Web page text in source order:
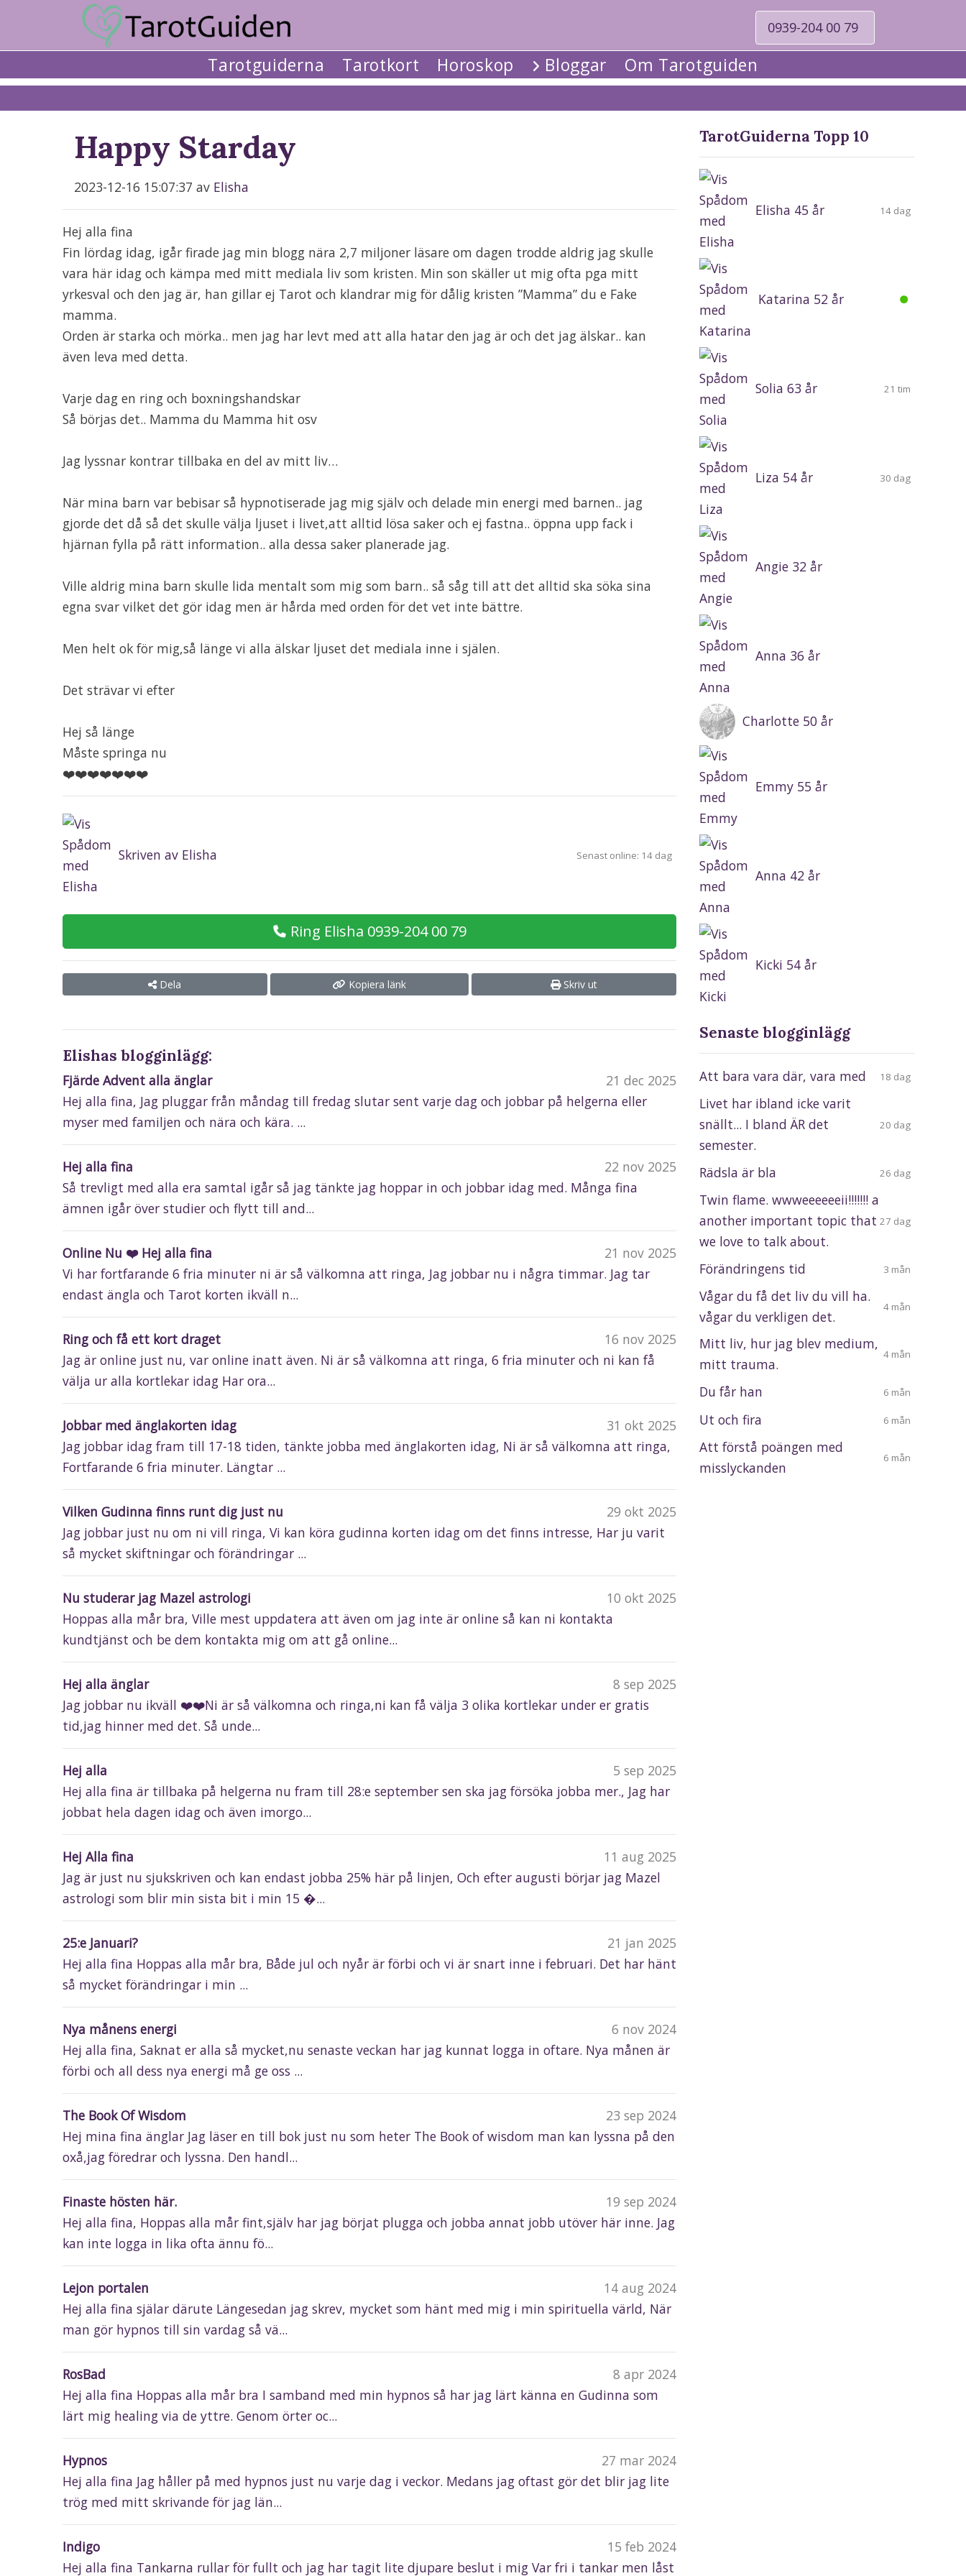
0939-204 00 79
Tarotguiderna Tarotkort Horoskop Bloggar Om Tarotguiden
TarotGuiderna Topp 10
Elisha 45 år 14 dag
Katarina 52 år
Solia 63 år 21 tim
Liza 54 år 30 dag
Angie 32 år
Anna 36 år
Charlotte 50 år
Emmy 55 år
Anna 42 år
Kicki 54 år
Senaste blogginlägg
Att bara vara där, vara med 18 dag
Livet har ibland icke varit
snällt... I bland ÄR det
semester.
20 dag
Rädsla är bla 26 dag
Twin flame. wwweeeeeeii!!!!!!! a
another important topic that
we love to talk about.
27 dag
Förändringens tid 3 mån
Vågar du få det liv du vill ha.
vågar du verkligen det.
4 mån
Mitt liv, hur jag blev medium,
mitt trauma.
4 mån
Du får han 6 mån
Ut och fira 6 mån
Att förstå poängen med
misslyckanden
6 mån
Happy Starday
2023-12-16 15:07:37 av Elisha
Hej alla fina
Fin lördag idag, igår firade jag min blogg nära 2,7 miljoner läsare om dagen trodde aldrig jag skulle
vara här idag och kämpa med mitt mediala liv som kristen. Min son skäller ut mig ofta pga mitt
yrkesval och den jag är, han gillar ej Tarot och klandrar mig för dålig kristen ”Mamma” du e Fake
mamma.
Orden är starka och mörka.. men jag har levt med att alla hatar den jag är och det jag älskar.. kan
även leva med detta.
Varje dag en ring och boxningshandskar
Så börjas det.. Mamma du Mamma hit osv
Jag lyssnar kontrar tillbaka en del av mitt liv…
När mina barn var bebisar så hypnotiserade jag mig själv och delade min energi med barnen.. jag
gjorde det då så det skulle välja ljuset i livet,att alltid lösa saker och ej fastna.. öppna upp fack i
hjärnan fylla på rätt information.. alla dessa saker planerade jag.
Ville aldrig mina barn skulle lida mentalt som mig som barn.. så såg till att det alltid ska söka sina
egna svar vilket det gör idag men är hårda med orden för det vet inte bättre.
Men helt ok för mig,så länge vi alla älskar ljuset det mediala inne i själen.
Det strävar vi efter
Hej så länge
Måste springa nu
❤️❤️❤️❤️❤️❤️❤️
Skriven av Elisha Senast online: 14 dag
Ring Elisha 0939-204 00 79
Dela Kopiera länk Skriv ut
Elishas blogginlägg:
Fjärde Advent alla änglar
21 dec 2025
Hej alla fina, Jag pluggar från måndag till fredag slutar sent varje dag och jobbar på helgerna eller
myser med familjen och nära och kära. ...
Hej alla fina
22 nov 2025
Så trevligt med alla era samtal igår så jag tänkte jag hoppar in och jobbar idag med. Många fina
ämnen igår över studier och flytt till and...
Online Nu ❤️ Hej alla fina
21 nov 2025
Vi har fortfarande 6 fria minuter ni är så välkomna att ringa, Jag jobbar nu i några timmar. Jag tar
endast ängla och Tarot korten ikväll n...
Ring och få ett kort draget
16 nov 2025
Jag är online just nu, var online inatt även. Ni är så välkomna att ringa, 6 fria minuter och ni kan få
välja ur alla kortlekar idag Har ora...
Jobbar med änglakorten idag
31 okt 2025
Jag jobbar idag fram till 17-18 tiden, tänkte jobba med änglakorten idag, Ni är så välkomna att ringa,
Fortfarande 6 fria minuter. Längtar ...
Vilken Gudinna finns runt dig just nu
29 okt 2025
Jag jobbar just nu om ni vill ringa, Vi kan köra gudinna korten idag om det finns intresse, Har ju varit
så mycket skiftningar och förändringar ...
Nu studerar jag Mazel astrologi
10 okt 2025
Hoppas alla mår bra, Ville mest uppdatera att även om jag inte är online så kan ni kontakta
kundtjänst och be dem kontakta mig om att gå online...
Hej alla änglar
8 sep 2025
Jag jobbar nu ikväll ❤️❤️Ni är så välkomna och ringa,ni kan få välja 3 olika kortlekar under er gratis
tid,jag hinner med det. Så unde...
Hej alla
5 sep 2025
Hej alla fina är tillbaka på helgerna nu fram till 28:e september sen ska jag försöka jobba mer., Jag har
jobbat hela dagen idag och även imorgo...
Hej Alla fina
11 aug 2025
Jag är just nu sjukskriven och kan endast jobba 25% här på linjen, Och efter augusti börjar jag Mazel
astrologi som blir min sista bit i min 15 �...
25:e Januari?
21 jan 2025
Hej alla fina Hoppas alla mår bra, Både jul och nyår är förbi och vi är snart inne i februari. Det har hänt
så mycket förändringar i min ...
Nya månens energi
6 nov 2024
Hej alla fina, Saknat er alla så mycket,nu senaste veckan har jag kunnat logga in oftare. Nya månen är
förbi och all dess nya energi må ge oss ...
The Book Of Wisdom
23 sep 2024
Hej mina fina änglar Jag läser en till bok just nu som heter The Book of wisdom man kan lyssna på den
oxå,jag föredrar och lyssna. Den handl...
Finaste hösten här.
19 sep 2024
Hej alla fina, Hoppas alla mår fint,själv har jag börjat plugga och jobba annat jobb utöver här inne. Jag
kan inte logga in lika ofta ännu fö...
Lejon portalen
14 aug 2024
Hej alla fina själar därute Längesedan jag skrev, mycket som hänt med mig i min spirituella värld, När
man gör hypnos till sin vardag så vä...
RosBad
8 apr 2024
Hej alla fina Hoppas alla mår bra I samband med min hypnos så har jag lärt känna en Gudinna som
lärt mig healing via de yttre. Genom örter oc...
Hypnos
27 mar 2024
Hej alla fina Jag håller på med hypnos just nu varje dag i veckor. Medans jag oftast gör det blir jag lite
trög med mitt skrivande för jag län...
Indigo
15 feb 2024
Hej alla fina Tankarna rullar för fullt och jag har tagit lite djupare beslut i mig Var fri i tankar men låst